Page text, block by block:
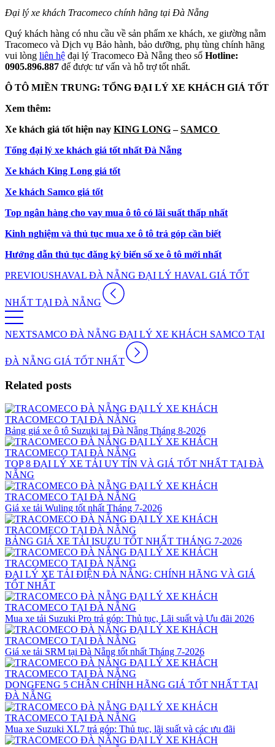
Đại lý xe khách Tracomeco chính hãng tại Đà Nẵng
Quý khách hàng có nhu cầu về sản phẩm xe khách, xe giường nằm
Tracomeco và Dịch vụ Bảo hành, bảo dưỡng, phụ tùng chính hãng
vui lòng liên hệ đại lý Tracomeco Đà Nẵng theo số Hotline:
0905.896.887 để được tư vấn và hỗ trợ tốt nhất.
Ô TÔ MIỀN TRUNG: TỔNG ĐẠI LÝ XE KHÁCH GIÁ TỐT
Xem thêm:
Xe khách giá tốt hiện nay KING LONG–SAMCO
Tổng đại lý xe khách giá tốt nhất Đà Nẵng
Xe khách King Long giá tốt
Xe khách Samco giá tốt
Top ngân hàng cho vay mua ô tô có lãi suất thấp nhất
Kinh nghiệm và thủ tục mua xe ô tô trả góp cần biết
Hướng dẫn thủ tục đăng ký biển số xe ô tô mới nhất
PREVIOUSHAVAL ĐÀ NẴNG ĐẠI LÝ HAVAL GIÁ TỐT
NHẤT TẠI ĐÀ NẴNG
NEXTSAMCO ĐÀ NẴNG ĐẠI LÝ XE KHÁCH SAMCO TẠI
ĐÀ NẴNG GIÁ TỐT NHẤT
Related posts
Bảng giá xe ô tô Suzuki tại Đà Nẵng Tháng 8-2026
TOP 8 ĐẠI LÝ XE TẢI UY TÍN VÀ GIÁ TỐT NHẤT TẠI ĐÀ
NẴNG
Giá xe tải Wuling tốt nhất Tháng 7-2026
BẢNG GIÁ XE TẢI ISUZU TỐT NHẤT THÁNG 7-2026
ĐẠI LÝ XE TẢI ĐIỆN ĐÀ NẴNG: CHÍNH HÃNG VÀ GIÁ
TỐT NHẤT
Mua xe tải Suzuki Pro trả góp: Thủ tục, Lãi suất và Ưu đãi 2026
Giá xe tải SRM tại Đà Nẵng tốt nhất Tháng 7-2026
DONGFENG 5 CHÂN CHÍNH HÃNG GIÁ TỐT NHẤT TẠI
ĐÀ NẴNG
Mua xe Suzuki XL7 trả góp: Thủ tục, lãi suất và các ưu đãi